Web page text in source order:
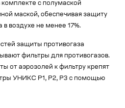
с полумаской
маской, обеспечивая защиту
воздухе не менее 17%.
защиты противогаза
фильтры для противогазов.
от аэрозолей к фильтру крепят
УНИКС Р1, Р2, Р3 с помощью